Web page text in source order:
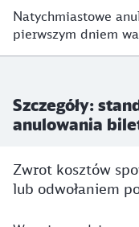
Natychmiastowe
pierwszym dniem
Szczegóły:
anulowania
Zwrot kosztów
lub odwołaniem